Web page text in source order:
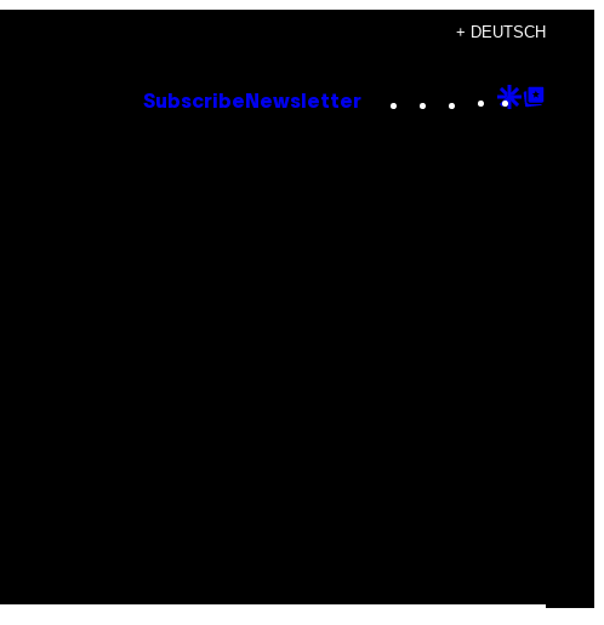
+ DEUTSCH
Subscribe Newsletter Instagram
TikTok
YouTube
Google